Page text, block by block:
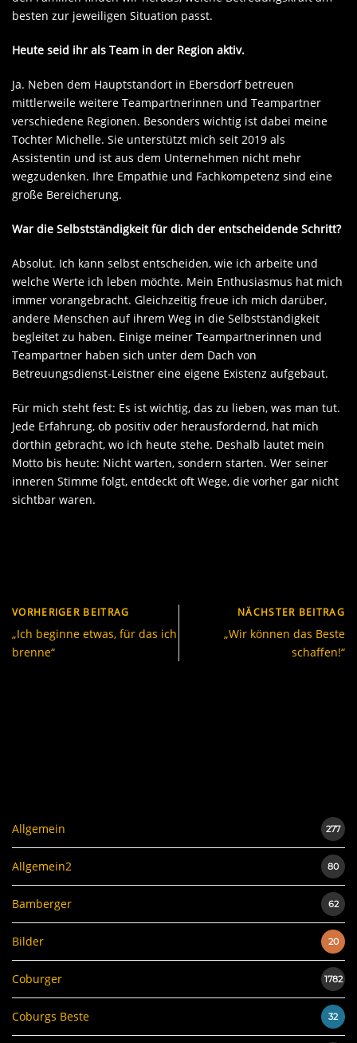
besten zur jeweiligen Situation passt.
Heute seid ihr als Team in der Region aktiv.
Ja. Neben dem Hauptstandort in Ebersdorf betreuen
mittlerweile weitere Teampartnerinnen und Teampartner
verschiedene Regionen. Besonders wichtig ist dabei meine
Tochter Michelle. Sie unterstützt mich seit 2019 als
Assistentin und ist aus dem Unternehmen nicht mehr
wegzudenken. Ihre Empathie und Fachkompetenz sind eine
große Bereicherung.
War die Selbstständigkeit für dich der entscheidende Schritt?
Absolut. Ich kann selbst entscheiden, wie ich arbeite und
welche Werte ich leben möchte. Mein Enthusiasmus hat mich
immer vorangebracht. Gleichzeitig freue ich mich darüber,
andere Menschen auf ihrem Weg in die Selbstständigkeit
begleitet zu haben. Einige meiner Teampartnerinnen und
Teampartner haben sich unter dem Dach von
Betreuungsdienst-Leistner eine eigene Existenz aufgebaut.
Für mich steht fest: Es ist wichtig, das zu lieben, was man tut.
Jede Erfahrung, ob positiv oder herausfordernd, hat mich
dorthin gebracht, wo ich heute stehe. Deshalb lautet mein
Motto bis heute: Nicht warten, sondern starten. Wer seiner
inneren Stimme folgt, entdeckt oft Wege, die vorher gar nicht
sichtbar waren.
VORHERIGER BEITRAG
„Ich beginne etwas, für das ich
brenne“
NÄCHSTER BEITRAG
„Wir können das Beste
schaffen!“
Allgemein 277
Allgemein2 80
Bamberger 62
Bilder 20
Coburger 1782
Coburgs Beste 32